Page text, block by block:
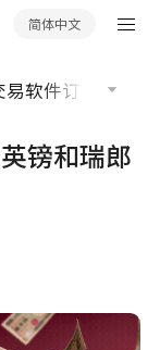
简体中文
易软件订单流
镑和瑞郎